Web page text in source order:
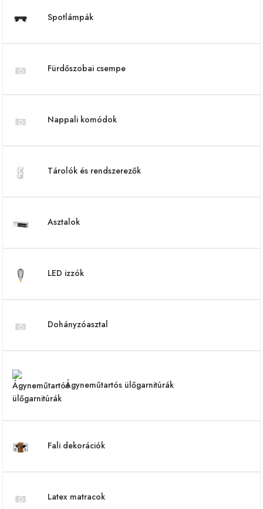
Spotlámpák
Fürdőszobai csempe
Nappali komódok
Tárolók és rendszerezők
Asztalok
LED izzók
Dohányzóasztal
Ágyneműtartós ülőgarnitúrák
Fali dekorációk
Latex matracok